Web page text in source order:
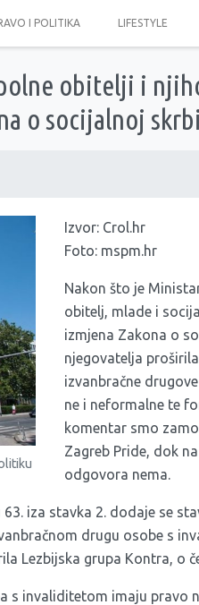
I POLITIKA LIFESTYLE
obitelji i
o socijalnoj
Izvor: Crol.hr
Foto: mspm.hr
Nakon što je
obitelj, mlade i
izmjena Zakona o
njegovatelja
izvanbračne
ne i neformalne te
komentar smo
Zagreb Pride, dok
odgovora nema.
iza stavka 2. dodaje se
drugu osobe s
Lezbijska grupa Kontra, o
s invaliditetom imaju pravo